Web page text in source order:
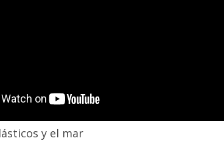
y el mar